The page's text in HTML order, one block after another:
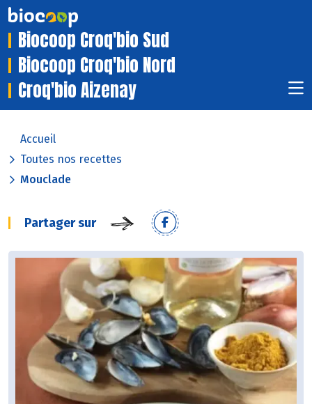
Biocoop Croq'bio Sud
Biocoop Croq'bio Nord
Croq'bio Aizenay
Accueil
Toutes nos recettes
Mouclade
Partager sur